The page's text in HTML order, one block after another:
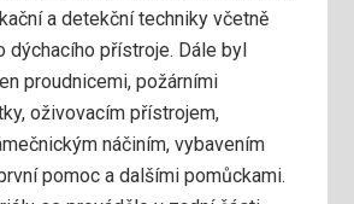
a detekční techniky včetně
dýchacího přístroje. Dále byl
proudnicemi, požárními
oživovacím přístrojem,
náčiním, vybavením
pomoc a dalšími pomůckami.